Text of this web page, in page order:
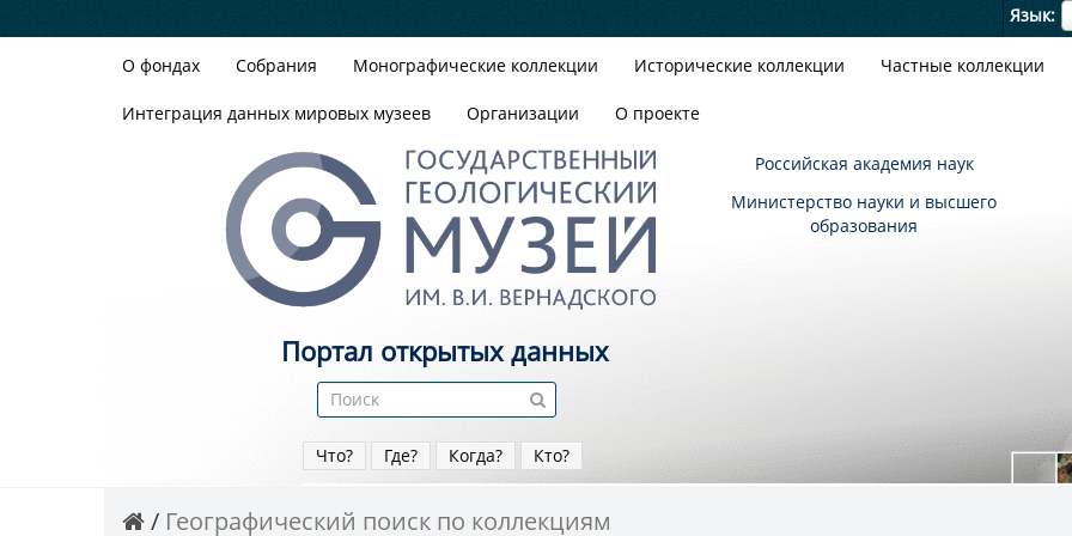
Язык
О фондах Собрания Монографические коллекции Исторические коллекции Частные коллекции
Интеграция данных мировых музеев Организации О проекте
Российская академия наук
Министерство науки и высшего
образования
Портал открытых данных
Что? Где? Когда? Кто?
Географический поиск по коллекциям